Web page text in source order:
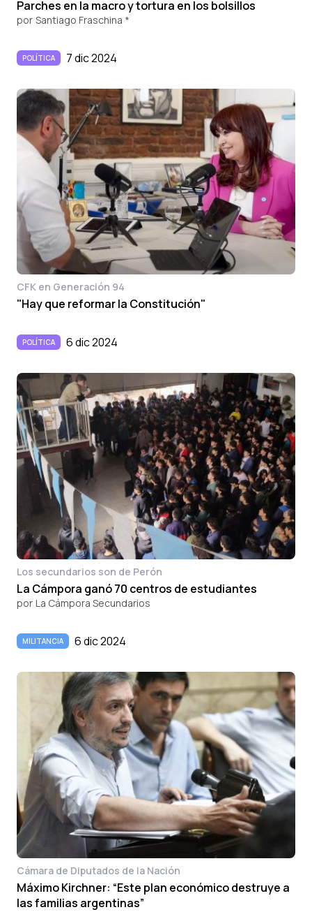
Parches en la macro y tortura en los bolsillos
por Santiago Fraschina *
POLÍTICA 7 dic 2024
CFK en Generación 94
"Hay que reformar la Constitución"
POLÍTICA 6 dic 2024
Los secundarios son de Perón
La Cámpora ganó 70 centros de estudiantes
por La Cámpora Secundarios
MILITANCIA 6 dic 2024
Cámara de Diputados de la Nación
Máximo Kirchner: “Este plan económico destruye a
las familias argentinas”